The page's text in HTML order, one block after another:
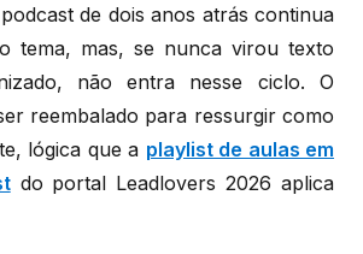
de dois anos atrás continua
tema, mas, se nunca virou texto
não entra nesse ciclo. O
reembalado para ressurgir como
lógica que a playlist de aulas em
do portal Leadlovers 2026 aplica